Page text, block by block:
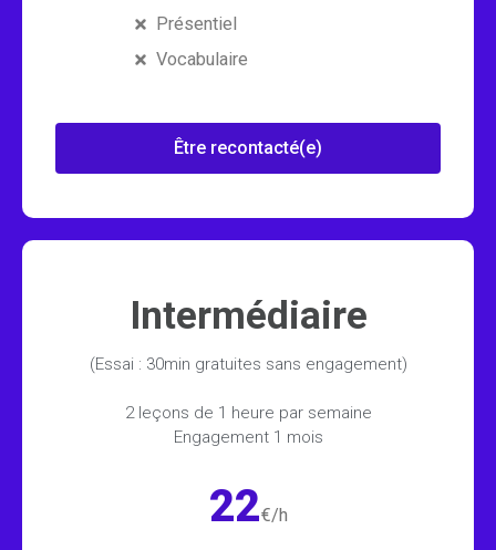
Présentiel
Vocabulaire
Être recontacté(e)
Intermédiaire
(Essai : 30min gratuites sans engagement)
2 leçons de 1 heure par semaine
Engagement 1 mois
22€/h